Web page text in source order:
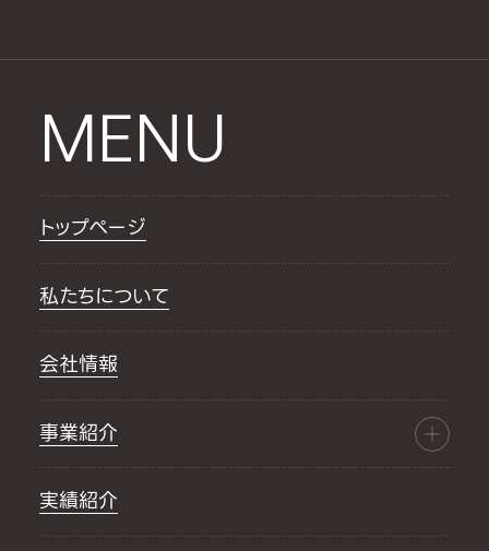
MENU
トップページ
私たちについて
会社情報
事業紹介
実績紹介